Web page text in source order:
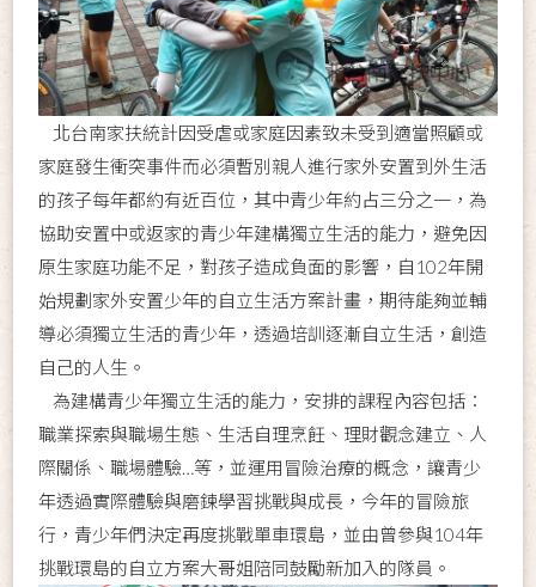
北台南家扶統計因受虐或家庭因素致未受到適當照顧或
家庭發生衝突事件而必須暫別親人進行家外安置到外生活
的孩子每年都約有近百位，其中青少年約占三分之一，為
協助安置中或返家的青少年建構獨立生活的能力，避免因
原生家庭功能不足，對孩子造成負面的影響，自102年開
始規劃家外安置少年的自立生活方案計畫，期待能夠並輔
導必須獨立生活的青少年，透過培訓逐漸自立生活，創造
自己的人生。
為建構青少年獨立生活的能力，安排的課程內容包括：
職業探索與職場生態、生活自理烹飪、理財觀念建立、人
際關係、職場體驗…等，並運用冒險治療的概念，讓青少
年透過實際體驗與磨鍊學習挑戰與成長，今年的冒險旅
行，青少年們決定再度挑戰單車環島，並由曾參與104年
挑戰環島的自立方案大哥姐陪同鼓勵新加入的隊員。